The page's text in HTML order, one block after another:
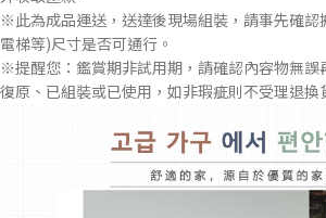
※此為成品運送，送達後現場組裝，請事先確認
電梯等)尺寸是否可通行。
※提醒您：鑑賞期非試用期，請確認內容物無誤
復原、已組裝或已使用，如非瑕疵則不受理退換